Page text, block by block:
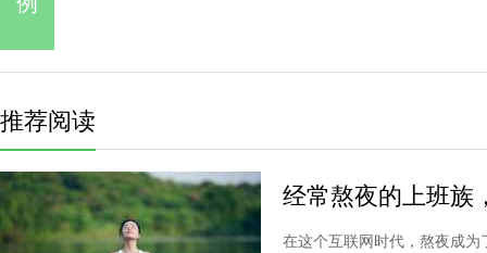
推荐阅读
经常熬夜的上班族
在这个互联网时代，熬夜成